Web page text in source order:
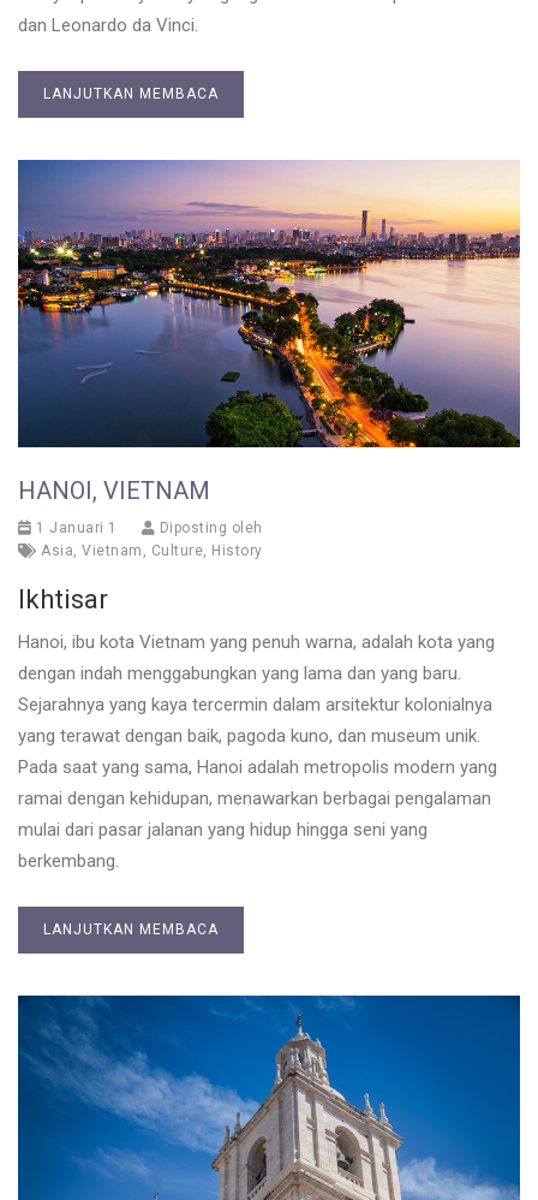
dan Leonardo da Vinci.
LANJUTKAN MEMBACA
HANOI, VIETNAM
1 Januari 1
Diposting oleh
Asia, Vietnam , Culture, History
Ikhtisar
Hanoi, ibu kota Vietnam yang penuh warna, adalah kota yang
dengan indah menggabungkan yang lama dan yang baru.
Sejarahnya yang kaya tercermin dalam arsitektur kolonialnya
yang terawat dengan baik, pagoda kuno, dan museum unik.
Pada saat yang sama, Hanoi adalah metropolis modern yang
ramai dengan kehidupan, menawarkan berbagai pengalaman
mulai dari pasar jalanan yang hidup hingga seni yang
berkembang.
LANJUTKAN MEMBACA